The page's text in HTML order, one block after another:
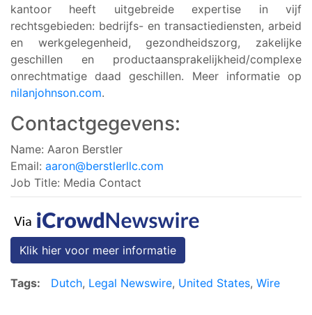
kantoor heeft uitgebreide expertise in vijf
rechtsgebieden: bedrijfs- en transactiediensten, arbeid
en werkgelegenheid, gezondheidszorg, zakelijke
geschillen en productaansprakelijkheid/complexe
onrechtmatige daad geschillen. Meer informatie op
nilanjohnson.com.
Contactgegevens:
Name: Aaron Berstler
Email: aaron@berstlerllc.com
Job Title: Media Contact
Klik hier voor meer informatie
Tags: Dutch, Legal Newswire, United States, Wire